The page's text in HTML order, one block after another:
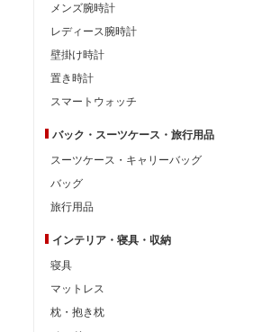
メンズ腕時計
レディース腕時計
壁掛け時計
置き時計
スマートウォッチ
バック・スーツケース・旅行用品
スーツケース・キャリーバッグ
バッグ
旅行用品
インテリア・ 寝具・収納
寝具
マットレス
枕・抱き枕